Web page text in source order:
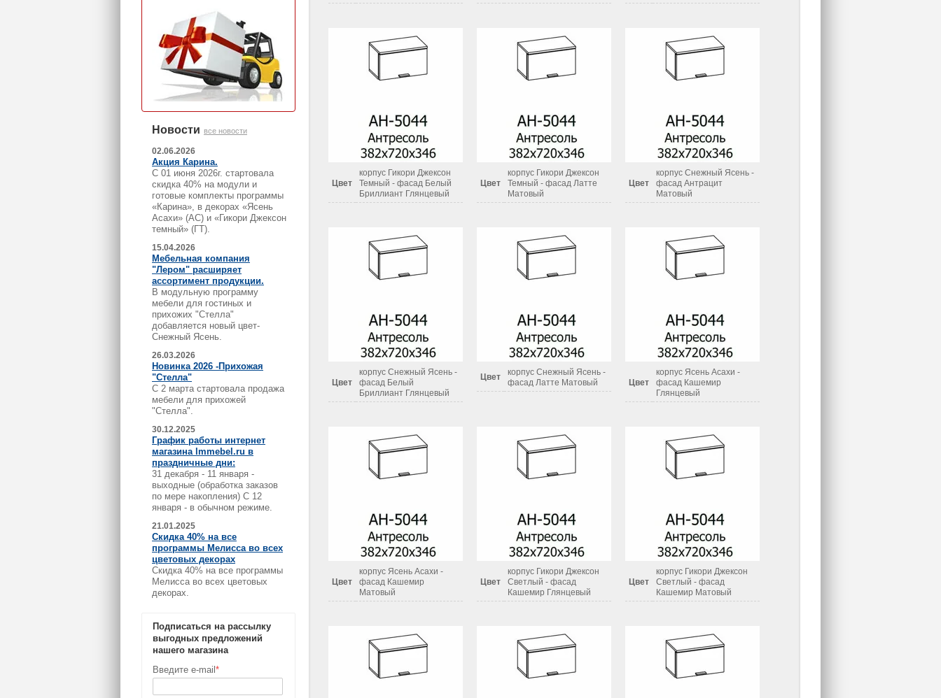
Цвет
корпус Гикори Джексон
Темный - фасад Белый
Бриллиант Глянцевый
Цвет
корпус Гикори Джексон
Темный - фасад Латте
Матовый
Цвет
корпус Снежный Ясень -
фасад Антрацит
Матовый
Цвет
корпус Снежный Ясень -
фасад Белый
Бриллиант Глянцевый
Цвет
корпус Снежный Ясень -
фасад Латте Матовый
Цвет
корпус Ясень Асахи -
фасад Кашемир
Глянцевый
Цвет
корпус Ясень Асахи -
фасад Кашемир
Матовый
Цвет
корпус Гикори Джексон
Светлый - фасад
Кашемир Глянцевый
Цвет
корпус Гикори Джексон
Светлый - фасад
Кашемир Матовый
Новости все новости
02.06.2026
Акция Карина.
С 01 июня 2026г. стартовала
скидка 40% на модули и
готовые комплекты программы
«Карина», в декорах «Ясень
Асахи» (АС) и «Гикори Джексон
темный» (ГТ).
15.04.2026
Мебельная компания
"Лером" расширяет
ассортимент продукции.
В модульную программу
мебели для гостиных и
прихожих "Стелла"
добавляется новый цвет-
Снежный Ясень.
26.03.2026
Новинка 2026 -Прихожая
"Стелла"
С 2 марта стартовала продажа
мебели для прихожей
"Стелла".
30.12.2025
График работы интернет
магазина lmmebel.ru в
праздничные дни:
31 декабря - 11 января -
выходные (обработка заказов
по мере накопления) С 12
января - в обычном режиме.
21.01.2025
Скидка 40% на все
программы Мелисса во всех
цветовых декорах
Скидка 40% на все программы
Мелисса во всех цветовых
декорах.
Подписаться на рассылку
выгодных предложений
нашего магазина
Введите e-mail *